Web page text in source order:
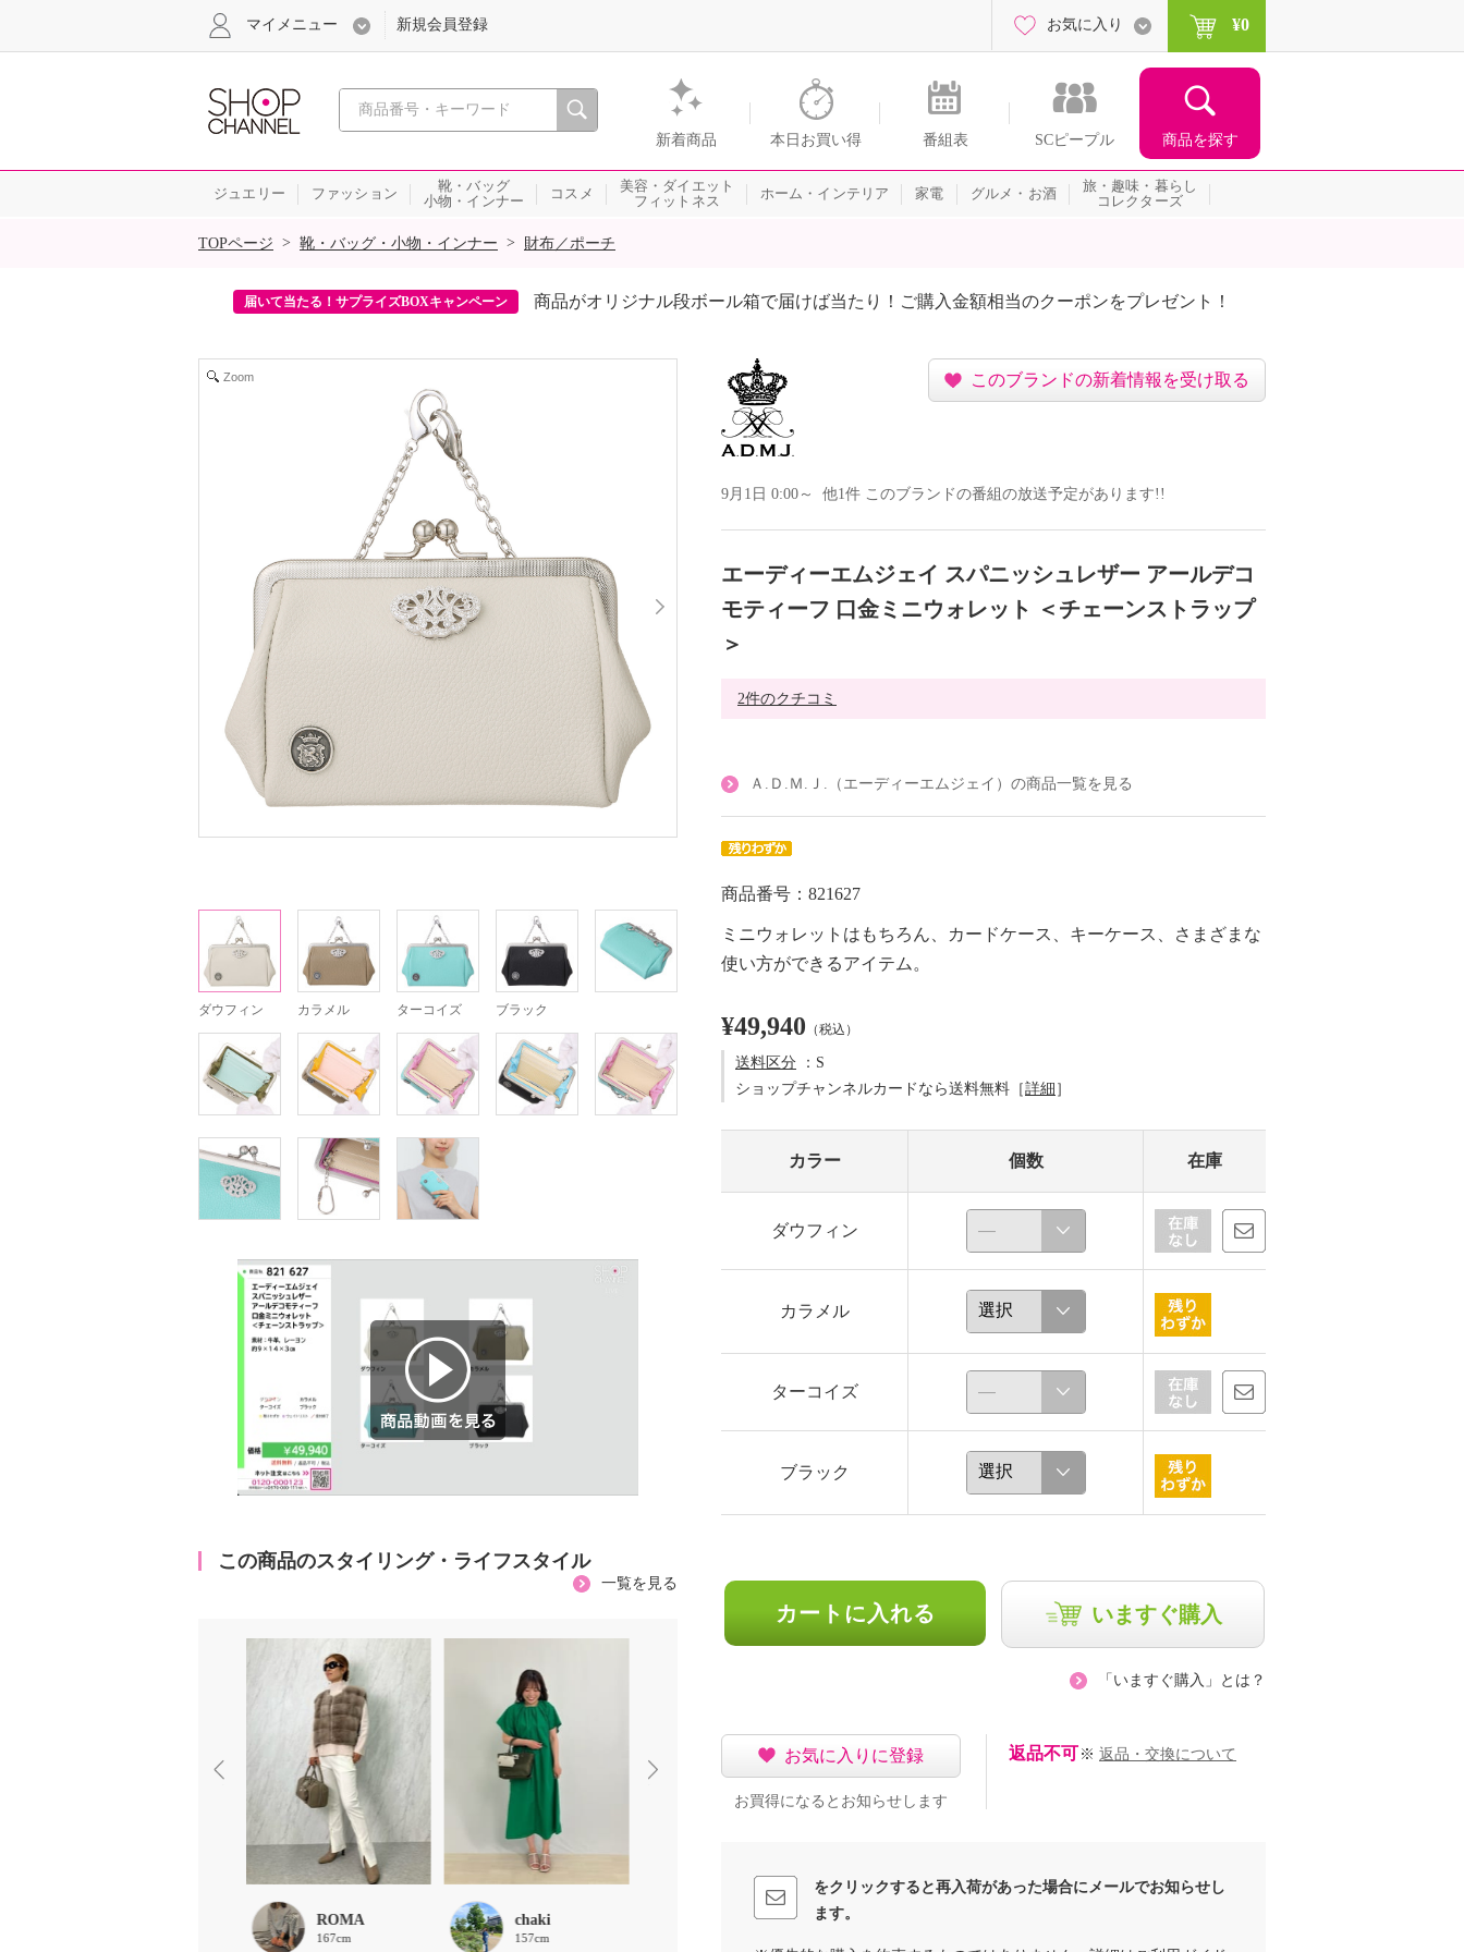
心おどる、瞬間を。通販・テレビショッピングのショップチャンネル
新着商品 本日お買い得 番組表 SCピープル 商品を探す
マイメニュー 新規会員登録 お気に入り ¥0
ジュエリー ファッション
靴・バッグ
小物・インナー
コスメ
美容・ダイエット
フィットネス
ホーム・インテリア 家電 グルメ・お酒
旅・趣味・暮らし
コレクターズ
SALE
TOPページ > 靴・バッグ・小物・インナー > 財布／ポーチ
届いて当たる！サプライズBOXキャンペーン 商品がオリジナル段ボール箱で届けば当たり！ご購入金額相当のクーポンをプレゼント！
Zoom
ダウフィン カラメル ターコイズ ブラック
商品動画を見る
この商品のスタイリング・ライフスタイル
一覧を見る
ROMA
167cm
chaki
157cm
このブランドの新着情報を受け取る
9月1日 0:00～ 他1件 このブランドの番組の放送予定があります!!
エーディーエムジェイ スパニッシュレザー アールデコ
モティーフ 口金ミニウォレット ＜チェーンストラップ
＞
2件のクチコミ
Ａ.Ｄ.Ｍ.Ｊ.（エーディーエムジェイ）の商品一覧を見る
商品番号：821627
ミニウォレットはもちろん、カードケース、キーケース、さまざまな
使い方ができるアイテム。
¥49,940 （税込）
送料区分 ：S
ショップチャンネルカードなら送料無料［詳細 ］
カラー 個数 在庫
ダウフィン
カラメル
ターコイズ
ブラック
カートに入れる いますぐ購入
「いますぐ購入」とは？
お気に入りに登録
お買得になるとお知らせします
返品不可 ※ 返品・交換について
をクリックすると再入荷があった場合にメールでお知らせし
ます。